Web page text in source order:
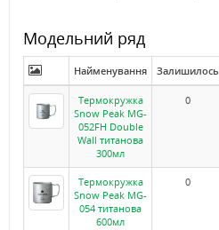
Модельний ряд
Найменування Залишилось
Термокружка
Snow Peak MG-
052FH Double
Wall титанова
300мл
0
Термокружка
Snow Peak MG-
054 титанова
600мл
0